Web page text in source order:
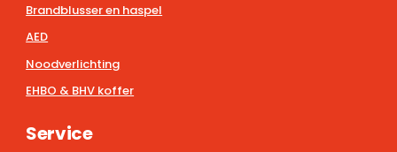
Brandblusser en haspel
AED
Noodverlichting
EHBO & BHV koffer
Service